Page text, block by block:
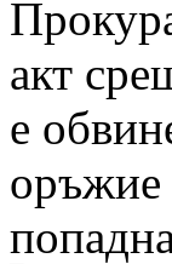
акт
е
оръжие